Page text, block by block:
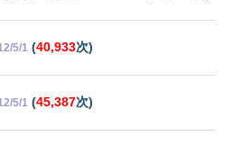
5/1 (40,933次)
5/1 (45,387次)